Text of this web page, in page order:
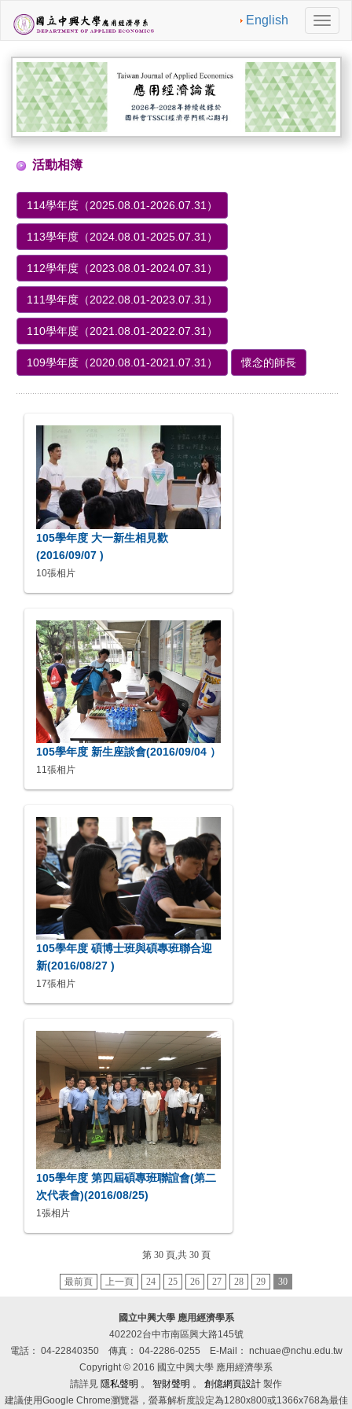
English
切
換
導
航
活動相簿
114學年度（2025.08.01-2026.07.31）
113學年度（2024.08.01-2025.07.31）
112學年度（2023.08.01-2024.07.31）
111學年度（2022.08.01-2023.07.31）
110學年度（2021.08.01-2022.07.31）
109學年度（2020.08.01-2021.07.31） 懷念的師長
105學年度 大一新生相見歡
(2016/09/07 )
10張相片
105學年度 新生座談會(2016/09/04 ）
11張相片
105學年度 碩博士班與碩專班聯合迎
新(2016/08/27 )
17張相片
105學年度 第四屆碩專班聯誼會(第二
次代表會)(2016/08/25)
1張相片
第 30 頁,共 30 頁
最前頁 上一頁 24 25 26 27 28 29 30
國立中興大學 應用經濟學系
402202台中市南區興大路145號
電話： 04-22840350
傳真： 04-2286-0255
E-Mail： nchuae@nchu.edu.tw
Copyright © 2016 國立中興大學 應用經濟學系
請詳見 隱私聲明 。 智財聲明 。 創億網頁設計 製作
建議使用Google Chrome瀏覽器，螢幕解析度設定為1280x800或1366x768為最佳